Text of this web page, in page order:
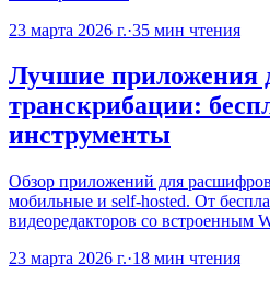
23 марта 2026 г.·35 мин чтения
Лучшие приложения
транскрибации:
инструменты
Обзор приложений для
мобильные и self-hosted. От
видеоредакторов со встроенным
23 марта 2026 г.·18 мин чтения